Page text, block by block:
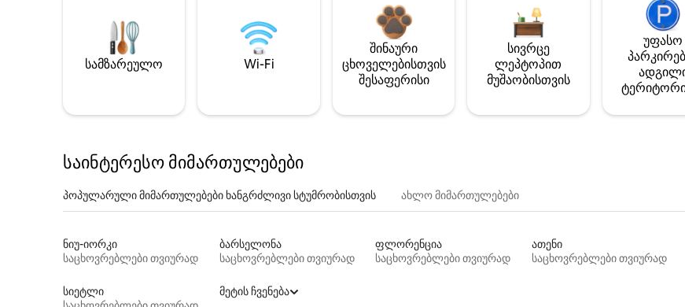
სამზარეულო Wi-Fi
შინაური
ცხოველებისთვის
შესაფერისი
სივრცე
ლეპტოპით
მუშაობისთვის
უფასო
საინტერესო მიმართულებები
პოპულარული მიმართულებები ხანგრძლივი სტუმრობისთვის ახლო მიმართულებები
ნიუ-იორკი
საცხოვრებლები თვიურად
ბარსელონა
საცხოვრებლები თვიურად
ფლორენცია
საცხოვრებლები თვიურად
ათენი
საცხოვრებლები თვიურად
სიეტლი
მეტის ჩვენება